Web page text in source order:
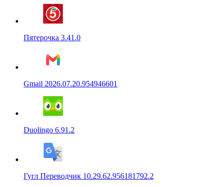
Пятерочка 3.41.0
Gmail 2026.07.20.954946601
Duolingo 6.91.2
Гугл Переводчик 10.29.62.956181792.2